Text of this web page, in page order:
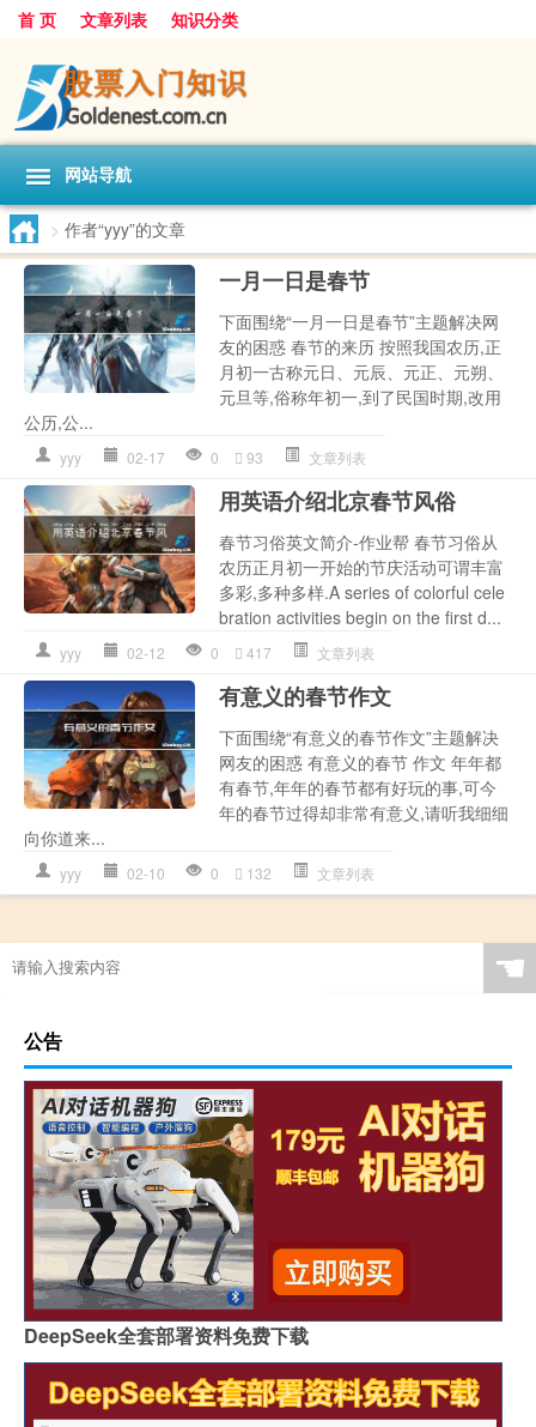
首 页 文章列表 知识分类
网站导航
> 作者“yyy”的文章
一月一日是春节
下面围绕“一月一日是春节”主题解决网
友的困惑 春节的来历 按照我国农历,正
月初一古称元日、元辰、元正、元朔、
元旦等,俗称年初一,到了民国时期,改用
公历,公...
yyy 02-17 0 93 文章列表
用英语介绍北京春节风俗
春节习俗英文简介-作业帮 春节习俗从
农历正月初一开始的节庆活动可谓丰富
多彩,多种多样.A series of colorful cele
bration activities begin on the first d...
yyy 02-12 0 417 文章列表
有意义的春节作文
下面围绕“有意义的春节作文”主题解决
网友的困惑 有意义的春节 作文 年年都
有春节,年年的春节都有好玩的事,可今
年的春节过得却非常有意义,请听我细细
向你道来...
yyy 02-10 0 132 文章列表
☚
公告
DeepSeek全套部署资料免费下载